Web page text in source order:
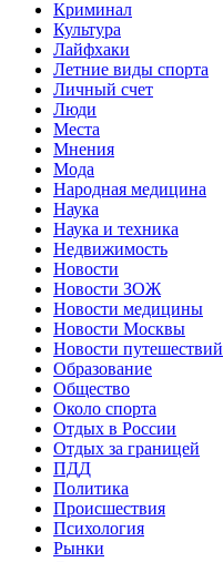
Криминал
Культура
Лайфхаки
Летние виды спорта
Личный счет
Люди
Места
Мнения
Мода
Народная медицина
Наука
Наука и техника
Недвижимость
Новости
Новости ЗОЖ
Новости медицины
Новости Москвы
Новости путешествий
Образование
Общество
Около спорта
Отдых в России
Отдых за границей
ПДД
Политика
Происшествия
Психология
Рынки